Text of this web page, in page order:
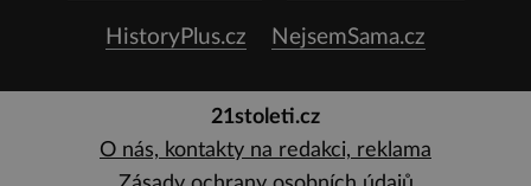
HistoryPlus.cz NejsemSama.cz
21stoleti.cz
O nás, kontakty na redakci, reklama